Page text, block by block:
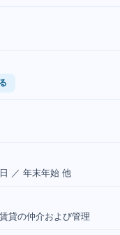
／ 年末年始 他
貸の仲介および管理